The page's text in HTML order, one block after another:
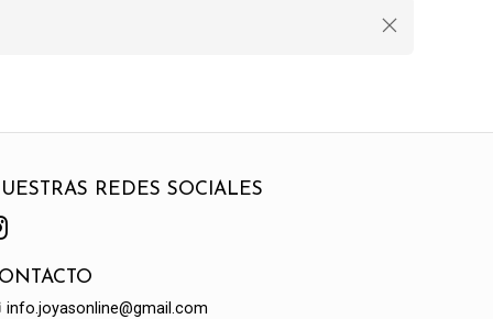
REDES SOCIALES
info.joyasonline@gmail.com